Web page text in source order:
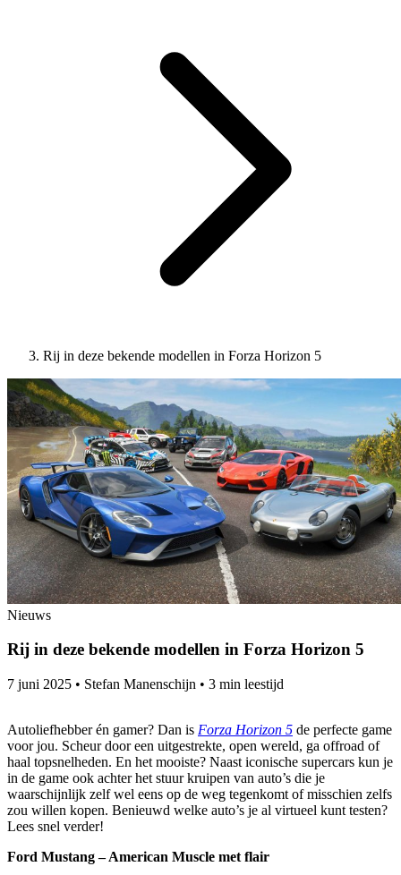
Rij in deze bekende modellen in Forza Horizon 5
Nieuws
Rij in deze bekende modellen in Forza Horizon 5
7 juni 2025 • Stefan Manenschijn • 3 min leestijd
Autoliefhebber én gamer? Dan is Forza Horizon 5 de perfecte game
voor jou. Scheur door een uitgestrekte, open wereld, ga offroad of
haal topsnelheden. En het mooiste? Naast iconische supercars kun je
in de game ook achter het stuur kruipen van auto’s die je
waarschijnlijk zelf wel eens op de weg tegenkomt of misschien zelfs
zou willen kopen. Benieuwd welke auto’s je al virtueel kunt testen?
Lees snel verder!
Ford Mustang – American Muscle met flair